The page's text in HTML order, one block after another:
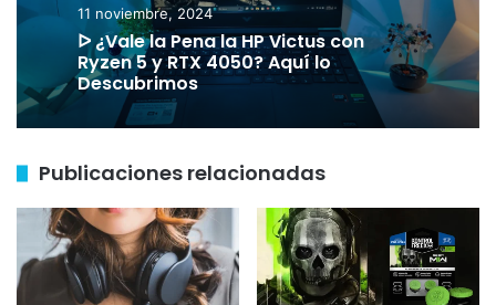
es una joya. Además, si usas Xbox Game Pass, te
ahorras muchísimo en juegos. No es casualidad
que sea una de lasconsolas más vendidas este
mes.
3. Xbox Series X
La tercera en la lista es la poderosaXbox Series
X 1TB SSD, que se ha vendido muchísimo en
Mercado Libre, especialmente en su versión